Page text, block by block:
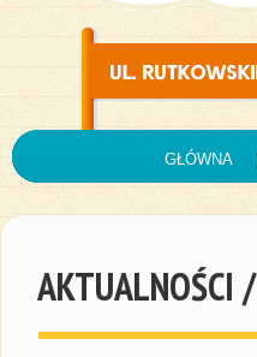
GŁÓWNA
AKTUALNOŚCI /